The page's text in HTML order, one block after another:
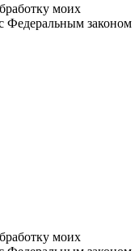
моих
Федеральным законом
моих